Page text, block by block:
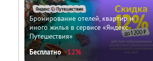
Бронирование отелей, квартир и
иного жилья в сервисе «Яндекс
Путешествия»
Бесплатно -12%